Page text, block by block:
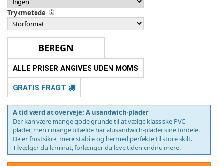
Trykmetode
ALLE PRISER ANGIVES UDEN MOMS
GRATIS FRAGT
Altid værd at overveje: Alusandwich-plader
Der kan være mange gode grunde til at vælge klassiske PVC-
plader, men i mange tilfælde har alusandwich-plader sine fordele.
De er frostsikre, mere stabile og hermed perfekte til store skilt.
Tilvælger du laminat, forlænger du leve tiden endnu mere.